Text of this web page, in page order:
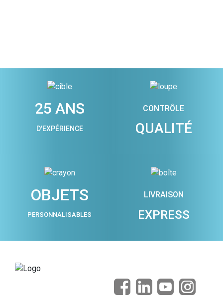
25 ANS
D'EXPÉRIENCE
CONTRÔLE
QUALITÉ
OBJETS
PERSONNALISABLES
LIVRAISON
EXPRESS